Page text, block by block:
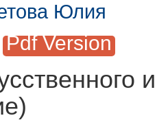
Юлия
Pdf Version